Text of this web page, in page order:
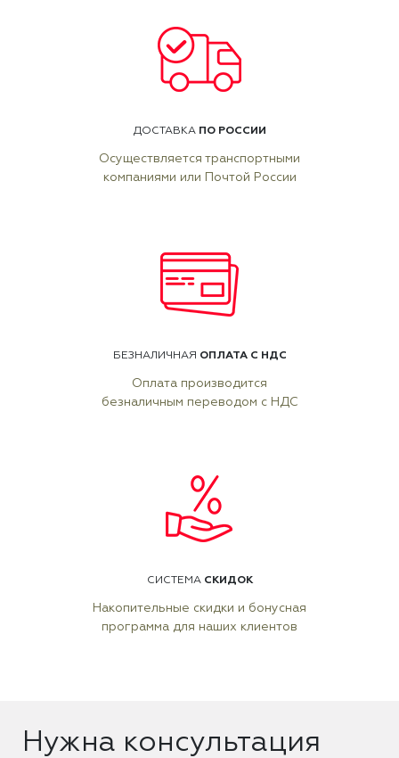
ДОСТАВКА ПО РОССИИ
Осуществляется транспортными
компаниями или Почтой России
БЕЗНАЛИЧНАЯ ОПЛАТА С НДС
Оплата производится
безналичным переводом с НДС
СИСТЕМА СКИДОК
Накопительные скидки и бонусная
программа для наших клиентов
Нужна консультация